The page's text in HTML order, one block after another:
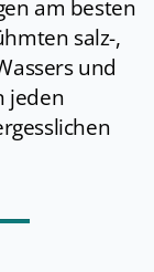
am besten
salz-,
und
jeden